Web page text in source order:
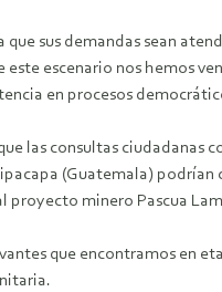
sus demandas sean
escenario nos hemos
en procesos
las consultas ciudadanas
(Guatemala)
proyecto minero Pascua
que encontramos en